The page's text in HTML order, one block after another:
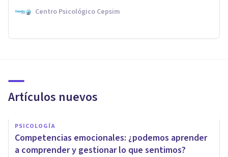
Centro Psicológico Cepsim
Artículos nuevos
PSICOLOGÍA
Competencias emocionales: ¿podemos aprender
a comprender y gestionar lo que sentimos?